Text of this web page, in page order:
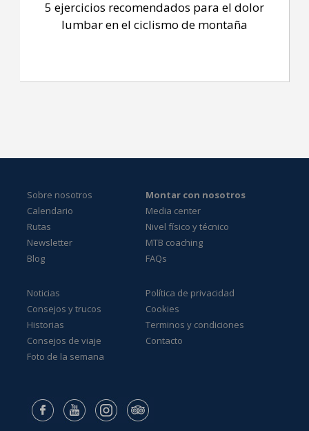
5 ejercicios recomendados para el dolor
lumbar en el ciclismo de montaña
Sobre nosotros
Calendario
Rutas
Newsletter
Blog
Montar con nosotros
Media center
Nivel físico y técnico
MTB coaching
FAQs
Noticias
Consejos y trucos
Historias
Consejos de viaje
Foto de la semana
Política de privacidad
Cookies
Terminos y condiciones
Contacto